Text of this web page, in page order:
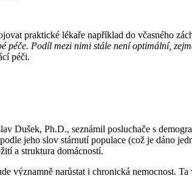
praktické lékaře například do včasného
péče. Podíl mezi nimi stále není optimální,
péči.
Dušek, Ph.D., seznámil posluchače s
jeho slov stárnutí populace (což je dáno
a struktura domácností.
významně narůstat i chronická nemocnost.